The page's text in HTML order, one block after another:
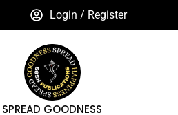
Login / Register
SPREAD GOODNESS